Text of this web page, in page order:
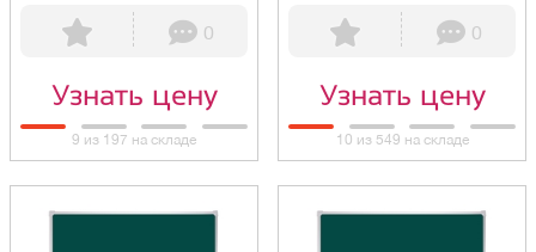
0
Узнать цену
9 из 197 на складе
0
Узнать цену
10 из 549 на складе